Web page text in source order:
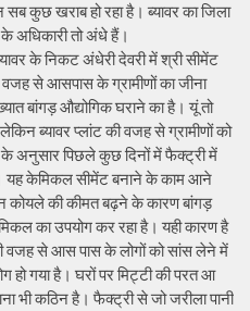
कुछ खराब हो रहा है। ब्यावर का जिला
अधिकारी तो अंधे हैं।
के निकट अंधेरी देवरी में श्री सीमेंट
से आसपास के ग्रामीणों का जीना
बांगड़ औद्योगिक घराने का है। यूं तो
ब्यावर प्लांट की वजह से ग्रामीणों को
के अनुसार पिछले कुछ दिनों में फैक्ट्री में
यह केमिकल सीमेंट बनाने के काम आने
कोयले की कीमत बढ़ने के कारण बांगड़
का उपयोग कर रहा है। यही कारण है
से आस पास के लोगों को सांस लेने में
हो गया है। घरों पर मिट्टी की परत आ
भी कठिन है। फैक्ट्री से जो जरीला पानी